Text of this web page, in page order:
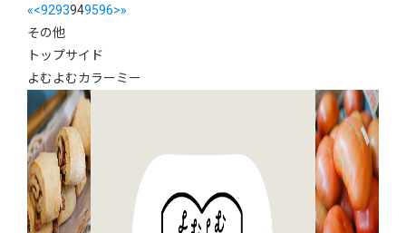
«<9293949596>»
その他
トップサイド
よむよむカラーミー